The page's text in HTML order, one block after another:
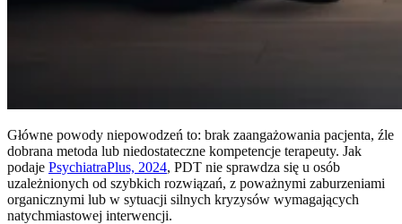
Główne powody niepowodzeń to: brak zaangażowania pacjenta, źle
dobrana metoda lub niedostateczne kompetencje terapeuty. Jak
podaje PsychiatraPlus, 2024, PDT nie sprawdza się u osób
uzależnionych od szybkich rozwiązań, z poważnymi zaburzeniami
organicznymi lub w sytuacji silnych kryzysów wymagających
natychmiastowej interwencji.